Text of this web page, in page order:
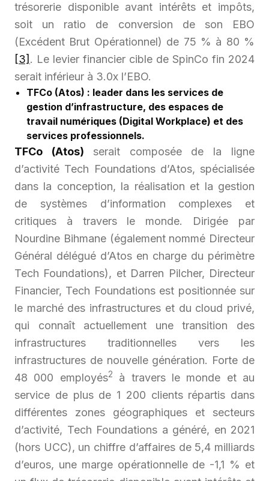
trésorerie disponible avant intérêts et impôts,
soit un ratio de conversion de son EBO
(Excédent Brut Opérationnel) de 75 % à 80 %
[3] . Le levier financier cible de SpinCo fin 2024
serait inférieur à 3.0x l’EBO.
TFCo (Atos) : leader dans les services de
gestion d’infrastructure, des espaces de
travail numériques (Digital Workplace) et des
services professionnels.
TFCo (Atos) serait composée de la ligne
d’activité Tech Foundations d’Atos, spécialisée
dans la conception, la réalisation et la gestion
de systèmes d’information complexes et
critiques à travers le monde. Dirigée par
Nourdine Bihmane (également nommé Directeur
Général délégué d’Atos en charge du périmètre
Tech Foundations), et Darren Pilcher, Directeur
Financier, Tech Foundations est positionnée sur
le marché des infrastructures et du cloud privé,
qui connaît actuellement une transition des
infrastructures traditionnelles vers les
infrastructures de nouvelle génération. Forte de
48 000 employés2
à travers le monde et au
service de plus de 1 200 clients répartis dans
différentes zones géographiques et secteurs
d’activité, Tech Foundations a généré, en 2021
(hors UCC), un chiffre d’affaires de 5,4 milliards
d’euros, une marge opérationnelle de -1,1 % et